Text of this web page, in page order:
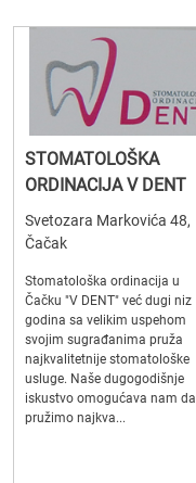
STOMATOLOŠKA
ORDINACIJA V DENT
Svetozara Markovića 48,
Čačak
Stomatološka ordinacija u
Čačku "V DENT" već dugi niz
godina sa velikim uspehom
svojim sugrađanima pruža
najkvalitetnije stomatološke
usluge. Naše dugogodišnje
iskustvo omogućava nam da
pružimo najkva...